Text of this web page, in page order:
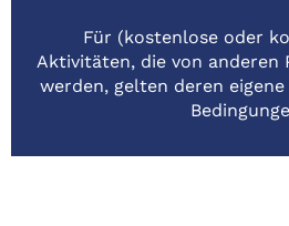
Für (kostenlose oder
Aktivitäten, die von anderen
werden, gelten deren